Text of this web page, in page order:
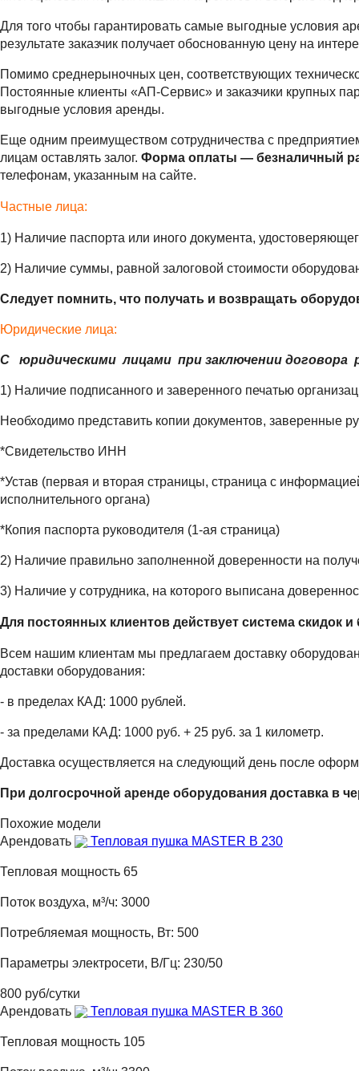
Для того чтобы гарантировать самые выгодные условия
результате заказчик получает обоснованную цену на
Помимо среднерыночных цен, соответствующих
Постоянные клиенты «АП-Сервис» и заказчики крупных
выгодные условия аренды.
Еще одним преимуществом сотрудничества с
лицам оставлять залог. Форма оплаты — безналичный
телефонам, указанным на сайте.
Частные лица:
1) Наличие паспорта или иного документа,
2) Наличие суммы, равной залоговой стоимости
Следует помнить, что получать и возвращать
Юридические лица:
С юридическими лицами при заключении договора
1) Наличие подписанного и заверенного печатью
Необходимо представить копии документов, заверенные
*Свидетельство ИНН
*Устав (первая и вторая страницы, страница с
исполнительного органа)
*Копия паспорта руководителя (1-ая страница)
2) Наличие правильно заполненной доверенности на
3) Наличие у сотрудника, на которого выписана
Для постоянных клиентов действует система скидок и
Всем нашим клиентам мы предлагаем доставку
доставки оборудования:
- в пределах КАД: 1000 рублей.
- за пределами КАД: 1000 руб. + 25 руб. за 1 километр.
Доставка осуществляется на следующий день после
При долгосрочной аренде оборудования доставка в
Похожие модели
Арендовать
Тепловая пушка MASTER B 230
Тепловая мощность 65
Поток воздуха, м³/ч: 3000
Потребляемая мощность, Вт: 500
Параметры электросети, В/Гц: 230/50
800 руб/сутки
Арендовать
Тепловая пушка MASTER B 360
Тепловая мощность 105